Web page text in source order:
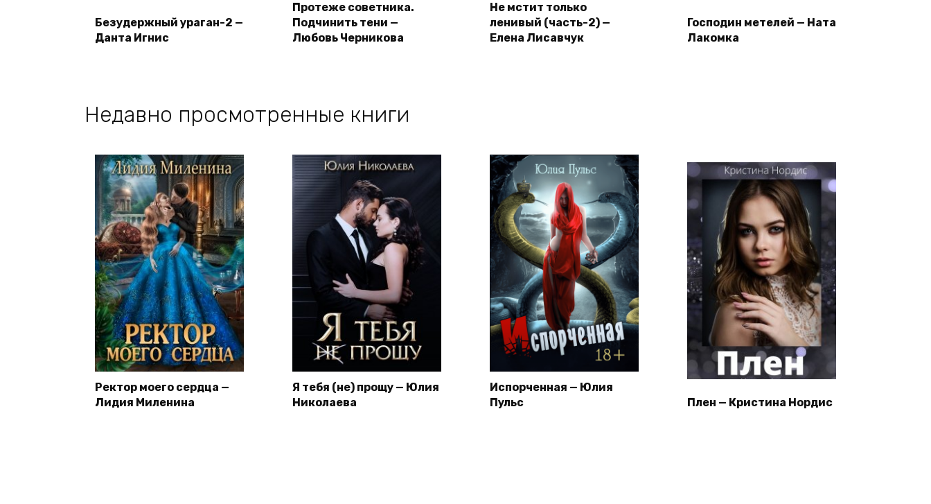
Безудержный ураган-2 —
Данта Игнис
Протеже советника.
Подчинить тени —
Любовь Черникова
Не мстит только
ленивый (часть-2) —
Елена Лисавчук
Господин метелей — Ната
Лакомка
Недавно просмотренные книги
Ректор моего сердца —
Лидия Миленина
Я тебя (не) прощу — Юлия
Николаева
Испорченная — Юлия
Пульс
Плен — Кристина Нордис